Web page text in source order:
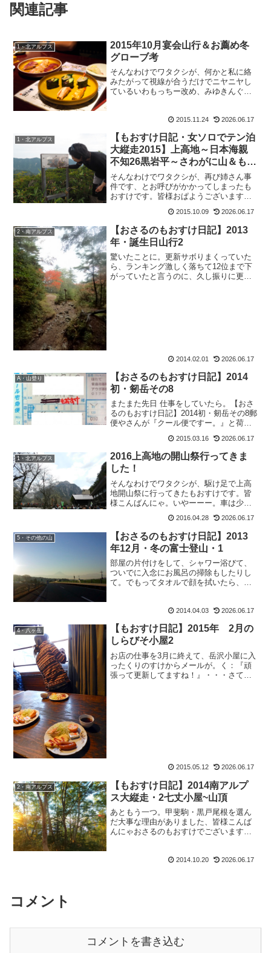
関連記事
1・北アルプス
2015年10月宴会山行＆お薦め冬
グローブ考
そんなわけでワタクシが、何かと私に絡
みたがって視線が合うだけでニヤニヤし
ているいわもっちー改め、みゆきんぐを
好きやねん。と言いたくなるほど嬉しそ
うにニヤニヤしながら後ろ...
2015.11.24 2026.06.17
1・北アルプス
【もおすけ日記・女ソロでテン泊
大縦走2015】上高地～日本海親
不知26黒岩平～さわがに山＆もお
すけ大注目ブランド
そんなわけでワタクシが、再び姉さん事
件です、とお呼びがかかってしまったも
おすけです。皆様おぱようございます。
ウさん。え？え？？ アタシってそんな
に突っ込みどころ多いブログ書いてる
の？イヤー自分では山行もブ...
2015.10.09 2026.06.17
2・南アルプス
【おさるのもおすけ日記】2013
年・誕生日山行2
驚いたことに。更新サボりまくっていた
ら、ランキング激しく落ちて12位まで下
がっていたと言うのに、久し振りに更新
2014.02.01 2026.06.17
A・山登り
【おさるのもおすけ日記】2014
初・剱岳その8
またまた先日 仕事をしていたら。【おさ
るのもおすけ日記】2014初・剱岳その8郵
便やさんが『クール便ですー。』と荷物
もおすけと新人うえぴー。だって商品だ
ったら、クール便じゃないもん。それ
は、てんちょ宛のホ...
2015.03.16 2026.06.17
1・北アルプス
2016上高地の開山祭行ってきま
した！
そんなわけでワタクシが、駆け足で上高
地開山祭に行ってきたもおすけです。皆
様こんばんにゃ。いやーーー。車は少な
多かったのが、観光バス。ツアー客の多
いこと多いこと。河童橋の周辺は9割方が
外国人でした。すごい人...
2016.04.28 2026.06.17
5・その他の山
【おさるのもおすけ日記】2013
年12月・冬の富士登山・1
部屋の片付けをして、シャワー浴びて、
ついでに入念にお風呂の掃除もしたりし
て。でもってタオルで顔を拭いたら、真
様ご機嫌如何ですか？もおすけは、ちょ
っと気持ち悪うございます...
2014.04.03 2026.06.17
4・八ヶ岳
【もおすけ日記】2015年 2月の
しらびそ小屋2
お店の仕事を3月に終えて、岳沢小屋に入
ったくりのすけからメールが。く：『頑
張って更新してますね！』・・・さては
2015.05.12 2026.06.17
2・南アルプス
【もおすけ日記】2014南アルプ
ス大縦走・2七丈小屋~山頂
あともう一つ。甲斐駒・黒戸尾根を選ん
だ大事な理由がありました、皆様こんば
んにゃおさるのもおすけでございます。
面倒。』だったから。そうです。昔は大
2014.10.20 2026.06.17
コメント
コメントを書き込む